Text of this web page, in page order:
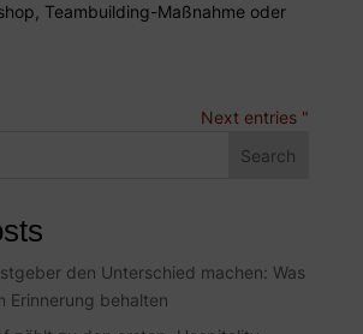
Teambuilding-Maßnahme oder
Next entries "
Search
den Unterschied machen: Was
Erinnerung behalten